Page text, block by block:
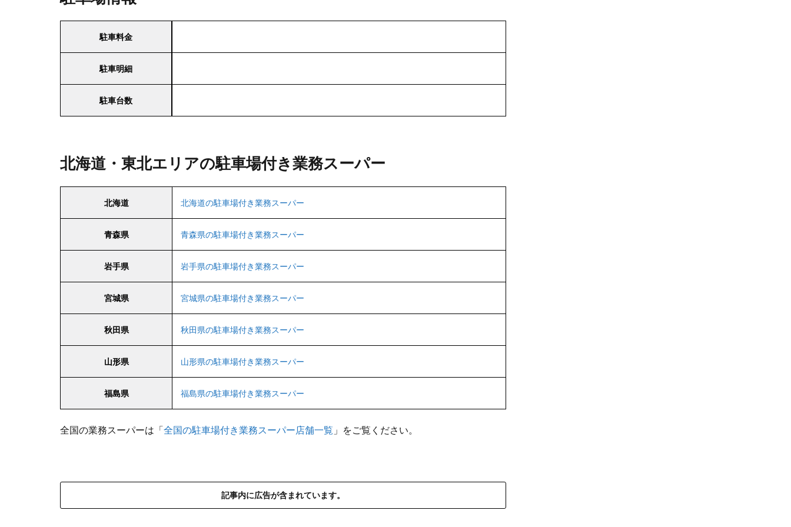
駐車料金
駐車明細
駐車台数
北海道・東北エリアの駐車場付き業務スーパー
北海道 北海道の駐車場付き業務スーパー
青森県 青森県の駐車場付き業務スーパー
岩手県 岩手県の駐車場付き業務スーパー
宮城県 宮城県の駐車場付き業務スーパー
秋田県 秋田県の駐車場付き業務スーパー
山形県 山形県の駐車場付き業務スーパー
福島県 福島県の駐車場付き業務スーパー
全国の業務スーパーは「全国の駐車場付き業務スーパー店舗一覧 」をご覧ください。
記事内に広告が含まれています。